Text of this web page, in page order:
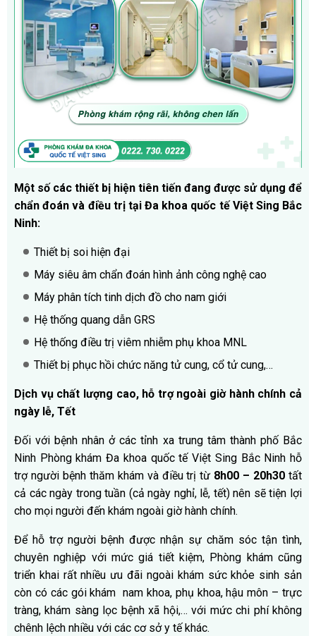
Một số các thiết bị hiện tiên tiến đang được sử dụng để
chẩn đoán và điều trị tại Đa khoa quốc tế Việt Sing Bắc
Ninh:
Thiết bị soi hiện đại
Máy siêu âm chẩn đoán hình ảnh công nghệ cao
Máy phân tích tinh dịch đồ cho nam giới
Hệ thống quang dẫn GRS
Hệ thống điều trị viêm nhiễm phụ khoa MNL
Thiết bị phục hồi chức năng tử cung, cổ tử cung,…
Dịch vụ chất lượng cao, hỗ trợ ngoài giờ hành chính cả
ngày lễ, Tết
Đối với bệnh nhân ở các tỉnh xa trung tâm thành phố Bắc
Ninh Phòng khám Đa khoa quốc tế Việt Sing Bắc Ninh hỗ
trợ người bệnh thăm khám và điều trị từ 8h00 – 20h30 tất
cả các ngày trong tuần (cả ngày nghỉ, lễ, tết) nên sẽ tiện lợi
cho mọi người đến khám ngoài giờ hành chính.
Để hỗ trợ người bệnh được nhận sự chăm sóc tận tình,
chuyên nghiệp với mức giá tiết kiệm, Phòng khám cũng
triển khai rất nhiều ưu đãi ngoài khám sức khỏe sinh sản
còn có các gói khám nam khoa, phụ khoa, hậu môn – trực
tràng, khám sàng lọc bệnh xã hội,… với mức chi phí không
chênh lệch nhiều với các cơ sở y tế khác.